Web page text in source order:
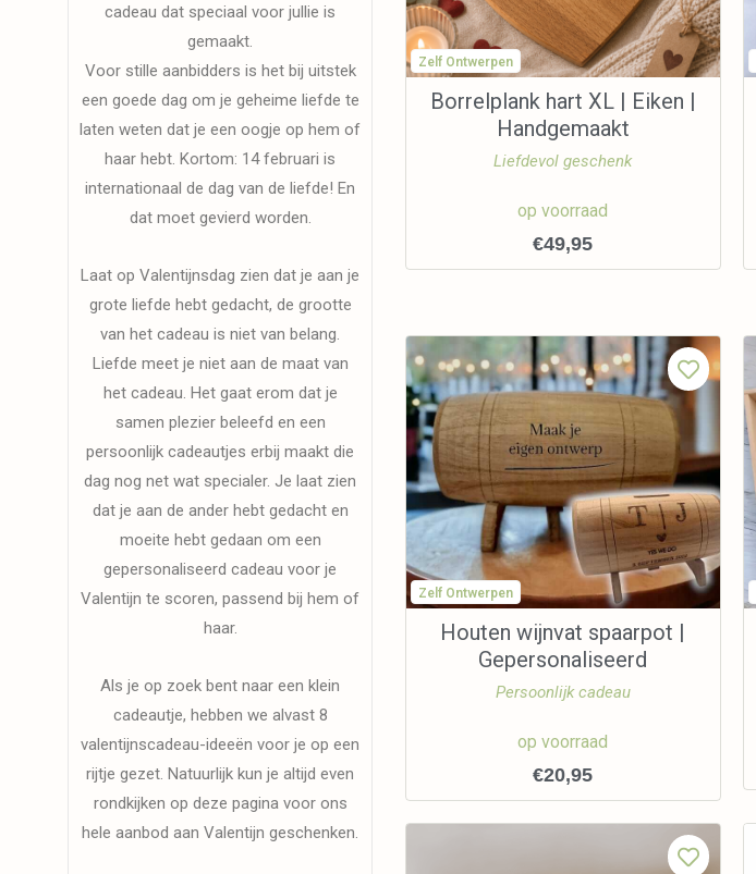
cadeau dat speciaal voor jullie is
gemaakt.
Voor stille aanbidders is het bij uitstek
een goede dag om je geheime liefde te
laten weten dat je een oogje op hem of
haar hebt. Kortom: 14 februari is
internationaal de dag van de liefde! En
dat moet gevierd worden.
Laat op Valentijnsdag zien dat je aan je
grote liefde hebt gedacht, de grootte
van het cadeau is niet van belang.
Liefde meet je niet aan de maat van
het cadeau. Het gaat erom dat je
samen plezier beleefd en een
persoonlijk cadeautjes erbij maakt die
dag nog net wat specialer. Je laat zien
dat je aan de ander hebt gedacht en
moeite hebt gedaan om een
gepersonaliseerd cadeau voor je
Valentijn te scoren, passend bij hem of
haar.
Als je op zoek bent naar een klein
cadeautje, hebben we alvast 8
valentijnscadeau-ideeën voor je op een
rijtje gezet. Natuurlijk kun je altijd even
rondkijken op deze pagina voor ons
hele aanbod aan Valentijn geschenken.
Zelf Ontwerpen
Borrelplank hart XL | Eiken |
Handgemaakt
Liefdevol geschenk
op voorraad
€49,95
Zelf Ontwerpen
Houten wijnvat spaarpot |
Gepersonaliseerd
Persoonlijk cadeau
op voorraad
€20,95